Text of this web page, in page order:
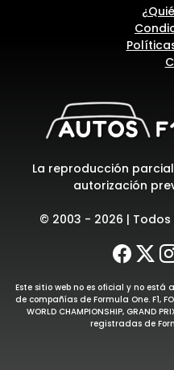
La reproducción
autorización
© 2003 - 2026 |
Este sitio web no es oficial y no
de compañías de Formula One. F1,
WORLD CHAMPIONSHIP,
registradas de